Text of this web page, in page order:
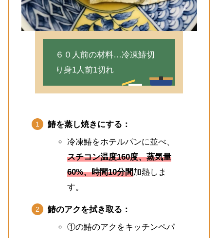
６０人前の材料…冷凍鰆切
り身1人前1切れ
鰆を蒸し焼きにする：
冷凍鰆をホテルパンに並べ、
スチコン温度160度、蒸気量
60%、時間10分間加熱しま
す。
鰆のアクを拭き取る：
①の鰆のアクをキッチンペパ